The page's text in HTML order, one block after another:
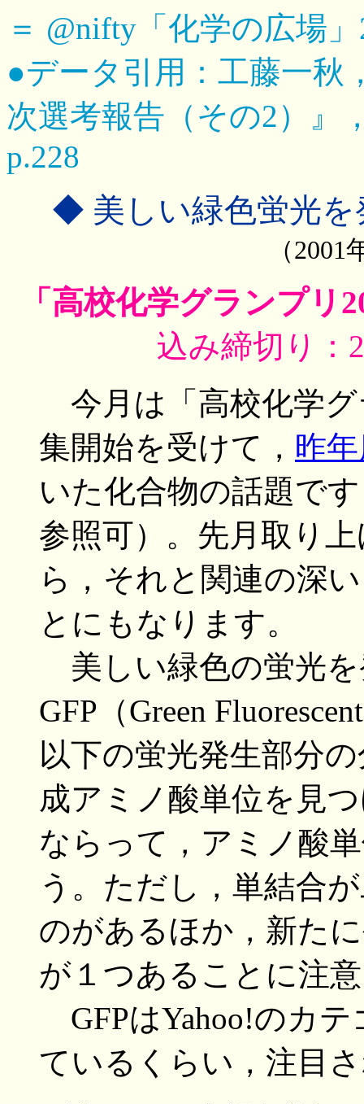
＝ @nifty「化学の広場
●データ引用：工藤一秋
次選考報告（その2）』
p.228
◆ 美しい緑色蛍光を
（
「高校化学グランプリ
込み締切り
今月は「高校化学グ
集開始を受けて， 昨
いた化合物の話題で
参照可）。先月取り
ら，それと関連の深
とにもなります。
美しい緑色の蛍光
GFP（Green
以下の蛍光発生部分
成アミノ酸単位を見
ならって，アミノ酸
う。ただし，単結合
のがあるほか，新た
が１つあることに注
GFPはYahoo!のカ
ているくらい，注目